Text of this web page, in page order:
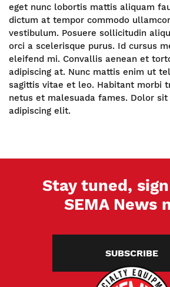
eget nunc lobortis mattis aliquam
dictum at tempor commodo
vestibulum. Posuere sollicitudin
orci a scelerisque purus. Id cursus
eleifend mi. Convallis aenean et
adipiscing at. Nunc mattis enim ut
sagittis vitae et leo. Habitant morbi
netus et malesuada fames. Dolor
adipiscing elit.
Stay tuned,
SEMA News
SUBSCRIBE